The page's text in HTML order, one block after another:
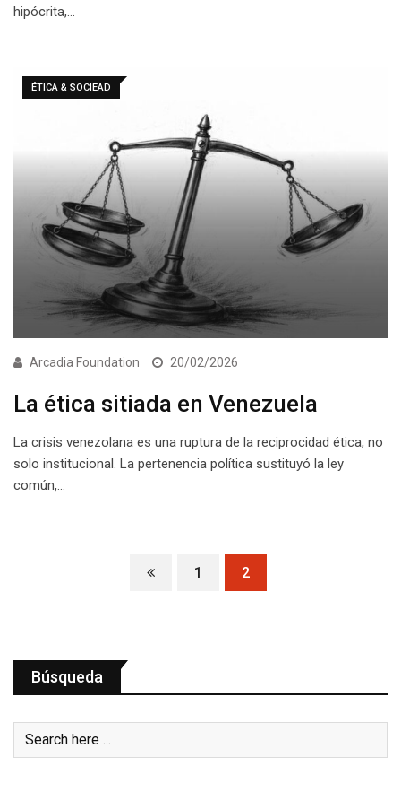
hipócrita,…
ÉTICA & SOCIEAD
Arcadia Foundation 20/02/2026
La ética sitiada en Venezuela
La crisis venezolana es una ruptura de la reciprocidad ética, no
solo institucional. La pertenencia política sustituyó la ley
común,…
1 2
Búsqueda